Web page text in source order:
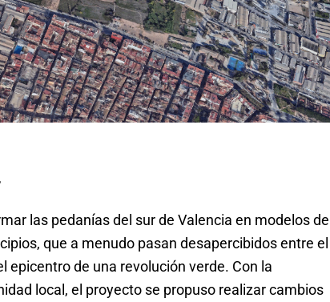
las pedanías del sur de Valencia en modelos de
que a menudo pasan desapercibidos entre el
epicentro de una revolución verde. Con la
local, el proyecto se propuso realizar cambios